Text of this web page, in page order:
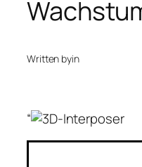
Written byin
“